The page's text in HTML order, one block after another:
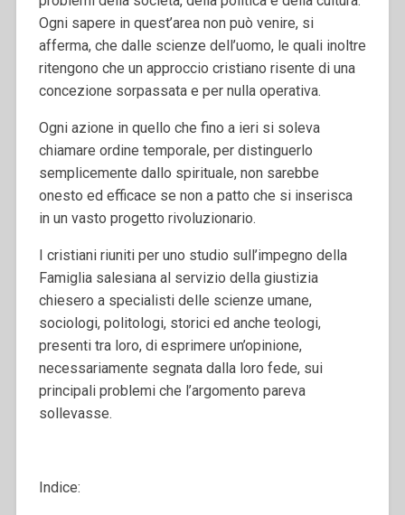
Ogni sapere in quest’area non può venire, si
afferma, che dalle scienze dell’uomo, le quali inoltre
ritengono che un approccio cristiano risente di una
concezione sorpassata e per nulla operativa.
Ogni azione in quello che fino a ieri si soleva
chiamare ordine temporale, per distinguerlo
semplicemente dallo spirituale, non sarebbe
onesto ed efficace se non a patto che si inserisca
in un vasto progetto rivoluzionario.
I cristiani riuniti per uno studio sull’impegno della
Famiglia salesiana al servizio della giustizia
chiesero a specialisti delle scienze umane,
sociologi, politologi, storici ed anche teologi,
presenti tra loro, di esprimere un’opinione,
necessariamente segnata dalla loro fede, sui
principali problemi che l’argomento pareva
sollevasse.
Indice: